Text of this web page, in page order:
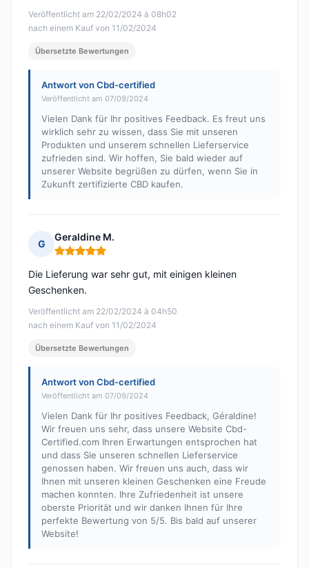
Veröffentlicht am 22/02/2024 à 08h02
nach einem Kauf von 11/02/2024
Übersetzte Bewertungen
Antwort von Cbd-certified
Veröffentlicht am 07/09/2024
Vielen Dank für Ihr positives Feedback. Es freut uns
wirklich sehr zu wissen, dass Sie mit unseren
Produkten und unserem schnellen Lieferservice
zufrieden sind. Wir hoffen, Sie bald wieder auf
unserer Website begrüßen zu dürfen, wenn Sie in
Zukunft zertifizierte CBD kaufen.
G
Geraldine M.
Hinweis: 5 von 5
Veröffentlicht am 22/02/2024 à 04h50
nach einem Kauf von 11/02/2024
Die Lieferung war sehr gut, mit einigen kleinen
Geschenken.
Übersetzte Bewertungen
Antwort von Cbd-certified
Veröffentlicht am 07/09/2024
Vielen Dank für Ihr positives Feedback, Géraldine!
Wir freuen uns sehr, dass unsere Website Cbd-
Certified.com Ihren Erwartungen entsprochen hat
und dass Sie unseren schnellen Lieferservice
genossen haben. Wir freuen uns auch, dass wir
Ihnen mit unseren kleinen Geschenken eine Freude
machen konnten. Ihre Zufriedenheit ist unsere
oberste Priorität und wir danken Ihnen für Ihre
perfekte Bewertung von 5/5. Bis bald auf unserer
Website!